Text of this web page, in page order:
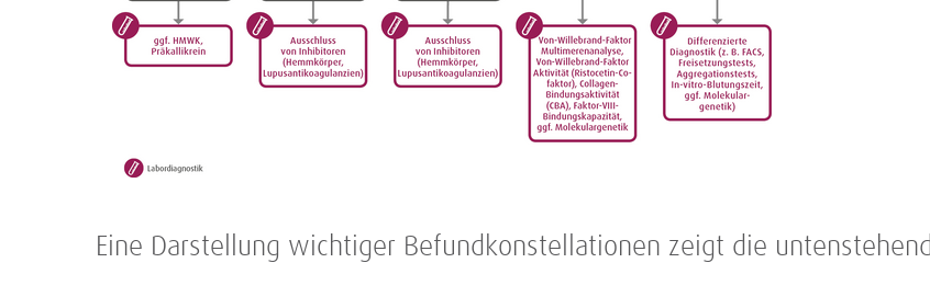
Eine Darstellung wichtiger Befundkonstellationen zeigt die